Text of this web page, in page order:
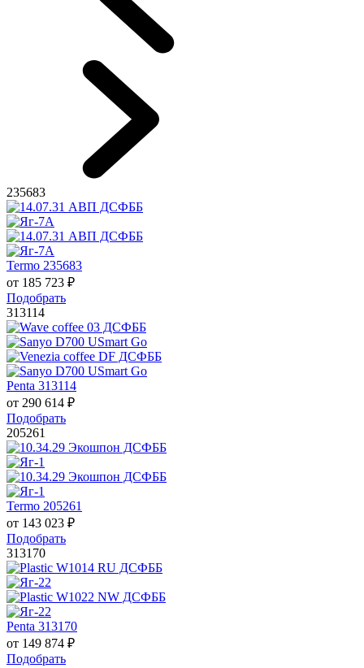
235683
Termo 235683
от 185 723 ₽
Подобрать
313114
Penta 313114
от 290 614 ₽
Подобрать
205261
Termo 205261
от 143 023 ₽
Подобрать
313170
Penta 313170
от 149 874 ₽
Подобрать